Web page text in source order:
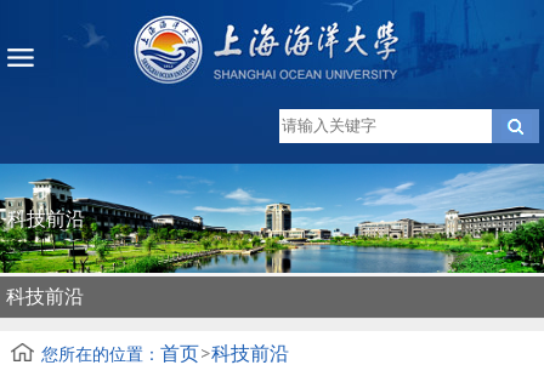
科技前沿
科技前沿
您所在的位置：首页 科技前沿